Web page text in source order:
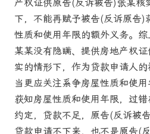
产权证供原告(反诉被告)张某核
下，不能再赋予被告(反诉原告)
性质和使用年限的额外义务。
某某没有隐瞒、提供房地产权
实的情形下，作为贷款申请人
当更应关注系争房屋性质和使
获知房屋性质和使用年限，过
约定，贷款不足，原告(反诉被
贷款申请不下来，也不是原告(